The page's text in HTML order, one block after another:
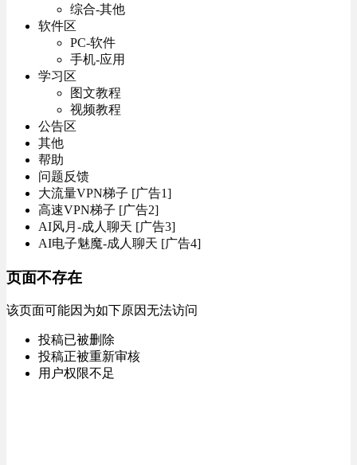
综合-其他
软件区
PC-软件
手机-应用
学习区
图文教程
视频教程
公告区
其他
帮助
问题反馈
大流量VPN梯子 [广告1]
高速VPN梯子 [广告2]
AI风月-成人聊天 [广告3]
AI电子魅魔-成人聊天 [广告4]
页面不存在
该页面可能因为如下原因无法访问
投稿已被删除
投稿正被重新审核
用户权限不足